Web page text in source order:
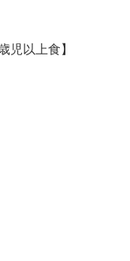
児以上食】